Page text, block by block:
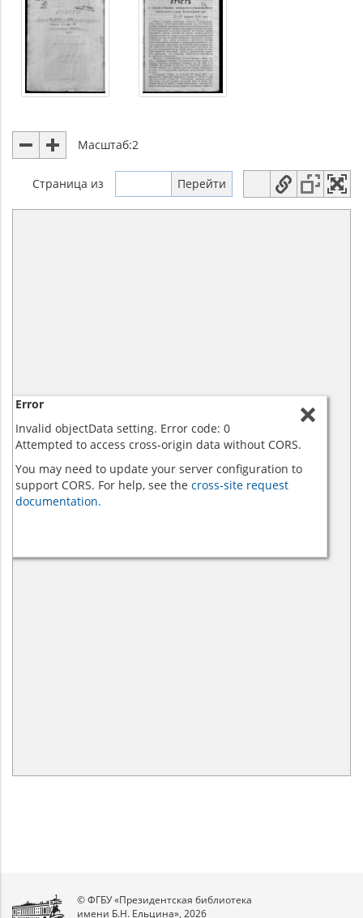
Масштаб:2
Страница из
Error
Invalid objectData setting. Error code: 0
Attempted to access cross-origin data without CORS.
You may need to update your server configuration to
support CORS. For help, see the cross-site request
documentation.
© ФГБУ «Президентская библиотека
имени Б.Н. Ельцина», 2026